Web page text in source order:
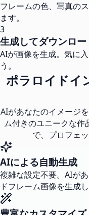
フレームの色、写真の
ます。
3
生成してダウンロー
AIが画像を生成。気に
う。
ポラロイドイ
AIがあなたのイメージ
ム付きのユニークな
で、プロフェ
AIによる自動生成
複雑な設定不要。AIが
ドフレーム画像を生成し